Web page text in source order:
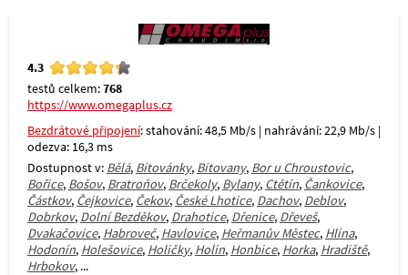
4.3
testů celkem:768
https://www.omegaplus.cz
Bezdrátové připojení: stahování: 48,5 Mb/s | nahrávání: 22,9 Mb/s |
odezva: 16,3 ms
Dostupnost v: Bělá, Bítovánky, Bítovany, Bor u Chroustovic,
Bořice, Bošov, Bratroňov, Brčekoly, Bylany, Ctětín, Čankovice,
Částkov, Čejkovice, Čekov, České Lhotice, Dachov, Deblov,
Dobrkov, Dolní Bezděkov, Drahotice, Dřenice, Dřeveš,
Dvakačovice, Habroveč, Havlovice, Heřmanův Městec, Hlína,
Hodonín, Holešovice, Holičky, Holín, Honbice, Horka, Hradiště,
Hrbokov, ...